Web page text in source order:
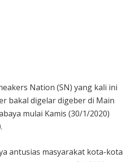
Nation (SN) yang kali ini
bakal digelar digeber di Main
mulai Kamis (30/1/2020)
antusias masyarakat kota-kota